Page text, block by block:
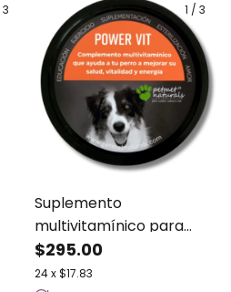
3 1 / 3
Suplemento
multivitamínico para
perros Power Vit Petmet
$295.00
24x$17.83